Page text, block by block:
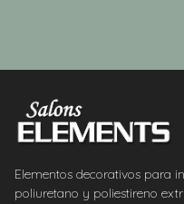
Elementos decorativos para
poliuretano y poliestireno